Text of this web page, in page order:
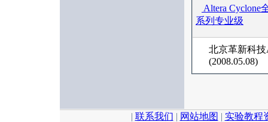
Altera Cyclone
系列专业级
北京革新科
(2008.05.08)
| 联系我们 | 网站地图 | 实验教程